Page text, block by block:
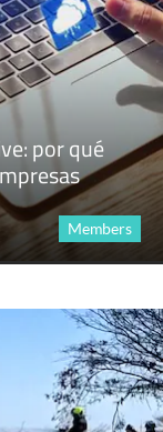
por qué
Members